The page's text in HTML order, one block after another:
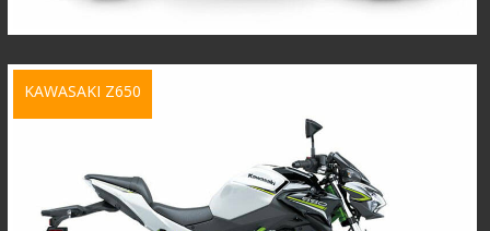
KAWASAKI Z650